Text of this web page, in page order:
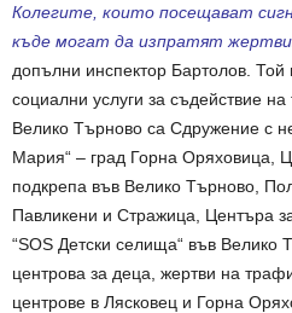
Колегите, които посещават
къде могат да изпратят
допълни инспектор Бартолов. Той
социални услуги за съдействие
Велико Търново са Сдружение с
Мария“ – град Горна Оряховица,
подкрепа във Велико Търново,
Павликени и Стражица, Центъра
“SOS Детски селища“ във Велико
центрова за деца, жертви на
центрове в Лясковец и Горна